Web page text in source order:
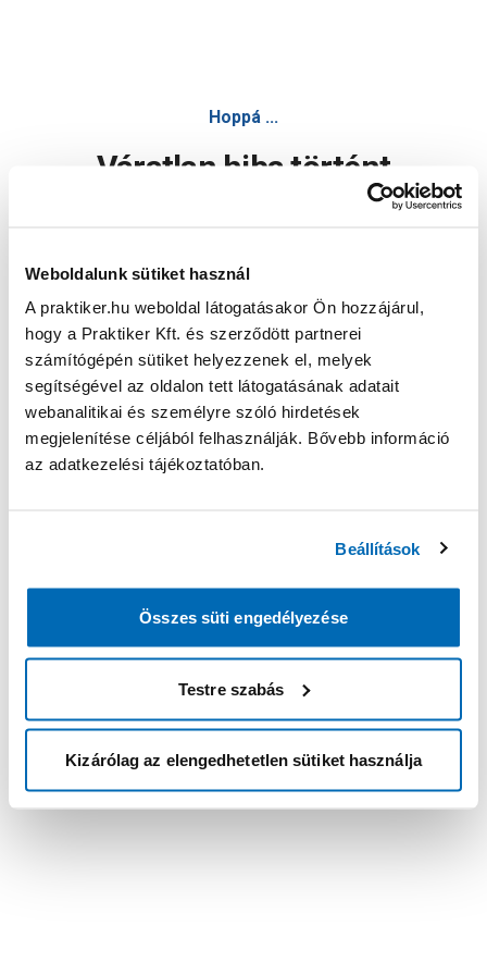
Weboldalunk sütiket használ
A praktiker.hu weboldal látogatásakor Ön hozzájárul,
hogy a Praktiker Kft. és szerződött partnerei
számítógépén sütiket helyezzenek el, melyek
segítségével az oldalon tett látogatásának adatait
webanalitikai és személyre szóló hirdetések
megjelenítése céljából felhasználják. Bővebb információ
az adatkezelési tájékoztatóban.
Beállítások
Összes süti engedélyezése
Testre szabás
Kizárólag az elengedhetetlen sütiket használja
Hoppá ...
Váratlan hiba történt
Oldal újratöltése